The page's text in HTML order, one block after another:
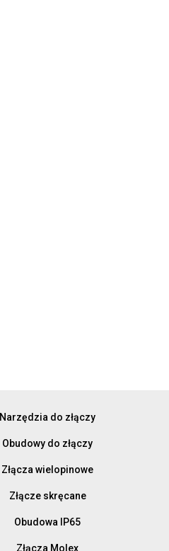
Narzędzia do złączy
Obudowy do złączy
Złącza wielopinowe
Złącze skręcane
Obudowa IP65
Złącza Molex